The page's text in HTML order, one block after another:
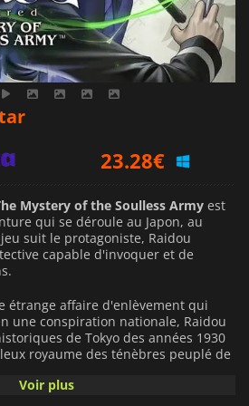
23.28€
27.79€
Mystery of the Soulless Army est
qui se déroule au Japon, au
suit le protagoniste, Raidou
capable d'invoquer et de
étrange affaire d'enlèvement qui
une conspiration nationale, Raidou
de Tokyo des années 1930
royaume des ténèbres peuplé de
Voir plus